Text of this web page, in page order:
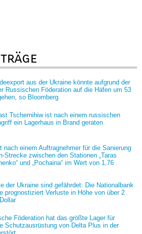
aus der Ukraine könnte aufgrund der
Russischen Föderation auf die Häfen um 53
so Bloomberg
Tschernihiw ist nach einem russischen
ein Lagerhaus in Brand geraten
nach einem Auftragnehmer für die Sanierung
Strecke zwischen den Stationen „Taras
und „Pochaina“ im Wert von 1,76
der Ukraine sind gefährdet: Die Nationalbank
prognostiziert Verluste in Höhe von über 2
Föderation hat das größte Lager für
Schutzausrüstung von Delta Plus in der